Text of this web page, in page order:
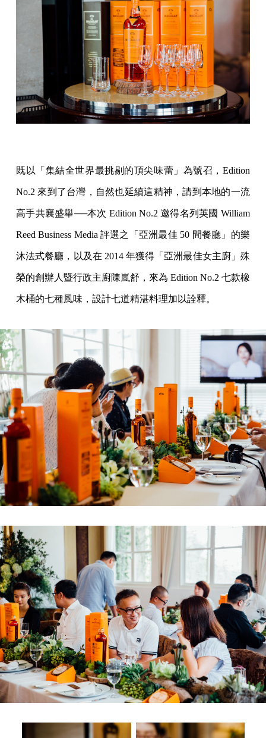
既以「集結全世界最挑剔的頂尖味蕾」為號召，Edition
No.2 來到了台灣，自然也延續這精神，請到本地的一流
高手共襄盛舉──本次 Edition No.2 邀得名列英國 William
Reed Business Media 評選之「亞洲最佳 50 間餐廳」的樂
沐法式餐廳，以及在 2014 年獲得「亞洲最佳女主廚」殊
榮的創辦人暨行政主廚陳嵐舒，來為 Edition No.2 七款橡
木桶的七種風味，設計七道精湛料理加以詮釋。